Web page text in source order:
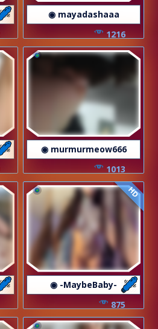
◉ mayadashaaa
1216
◉ murmurmeow666
1013
HD
◉ -MaybeBaby-
875